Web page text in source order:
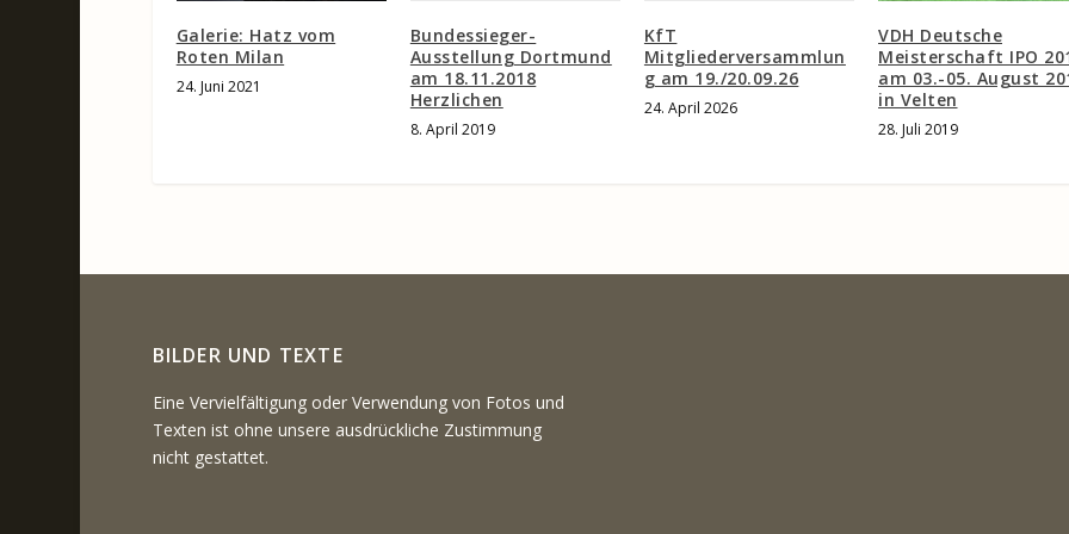
Galerie: Hatz vom
Roten Milan
24. Juni 2021
Bundessieger-
Ausstellung Dortmund
am 18.11.2018
Herzlichen
8. April 2019
KfT
Mitgliederversammlun
g am 19./20.09.26
24. April 2026
VDH Deutsche
Meisterschaft IPO
am 03.-05. August
in Velten
28. Juli 2019
BILDER UND TEXTE
Eine Vervielfältigung oder Verwendung von Fotos und
Texten ist ohne unsere ausdrückliche Zustimmung
nicht gestattet.